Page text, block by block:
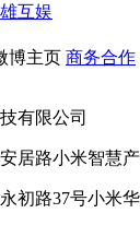
互娱
博主页 商务合作
有限公司
居路小米智慧
初路37号小米